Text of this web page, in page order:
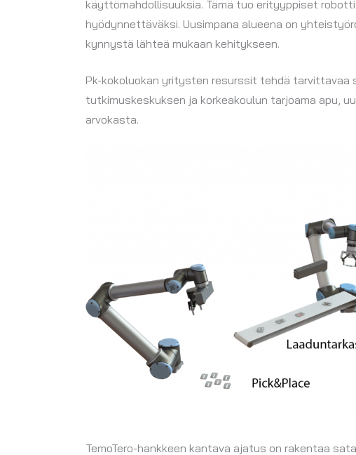
käyttömahdollisuuksia. Tämä tuo erityyppiset
hyödynnettäväksi. Uusimpana alueena on
kynnystä lähteä mukaan kehitykseen.
Pk-kokoluokan yritysten resurssit tehdä
tutkimuskeskuksen ja korkeakoulun tarjoama apu,
arvokasta.
TemoTero-hankkeen kantava ajatus on rakentaa